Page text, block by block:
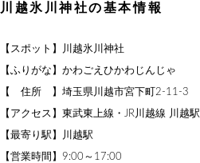
川越氷川神社の基本情報
【スポット】川越氷川神社
【ふりがな】かわごえひかわじんじゃ
【 住所 】埼玉県川越市宮下町2-11-3
【アクセス】東武東上線・JR川越線 川越
【最寄り駅】川越駅
【営業時間】9:00～17:00